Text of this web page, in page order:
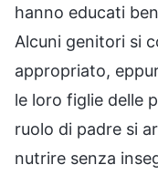
hanno educati
Alcuni genitori si
appropriato,
le loro figlie delle
ruolo di padre si
nutrire senza